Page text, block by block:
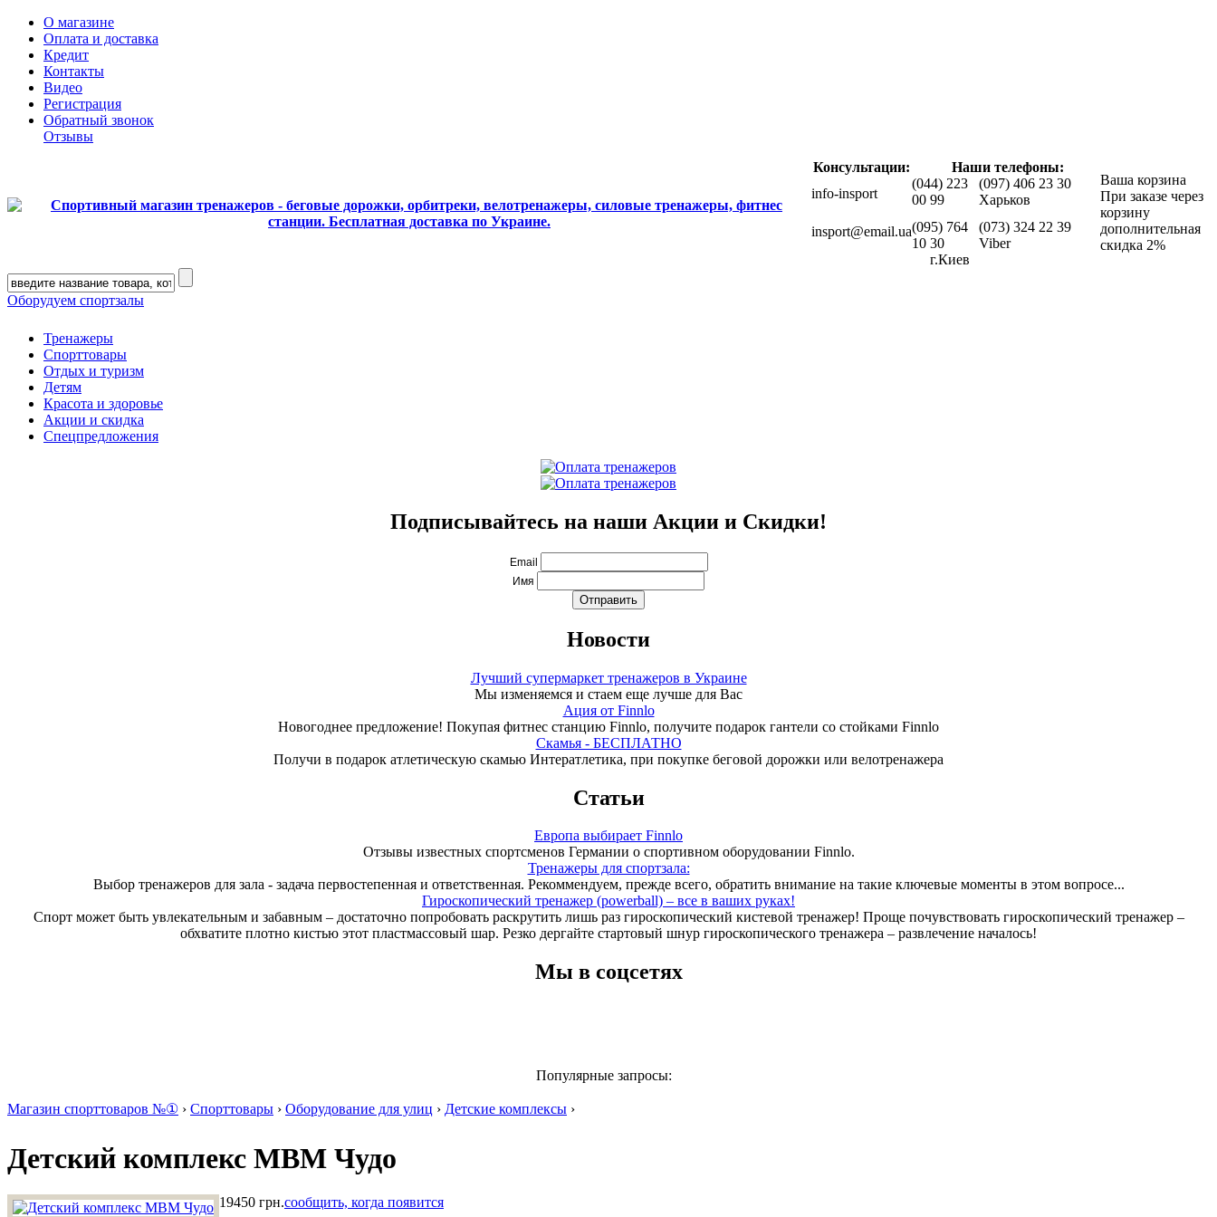
О магазине
Оплата и доставка
Кредит
Контакты
Видео
Регистрация
Обратный звонок
Отзывы
Консультации:
Наши телефоны:
Ваша корзина
При заказе через
корзину
дополнительная
скидка 2%
info-insport
(044) 223
00 99
(097) 406 23 30
Харьков
insport@email.ua(095) 764
10 30
(073) 324 22 39
Viber
г.Киев
Оборудуем спортзалы
Тренажеры
Спорттовары
Отдых и туризм
Детям
Красота и здоровье
Акции и скидка
Спецпредложения
Подписывайтесь на наши Акции и Скидки!
Email
Имя
Новости
Лучший супермаркет тренажеров в Украине
Мы изменяемся и стаем еще лучше для Вас
Ация от Finnlo
Новогоднее предложение! Покупая фитнес станцию Finnlo, получите подарок гантели со стойками Finnlo
Скамья - БЕСПЛАТНО
Получи в подарок атлетическую скамью Интератлетика, при покупке беговой дорожки или велотренажера
Статьи
Европа выбирает Finnlo
Отзывы известных спортсменов Германии о спортивном оборудовании Finnlo.
Тренажеры для спортзала:
Выбор тренажеров для зала - задача первостепенная и ответственная. Рекоммендуем, прежде всего, обратить внимание на такие ключевые моменты в этом вопросе...
Гироскопический тренажер (powerball) – все в ваших руках!
Спорт может быть увлекательным и забавным – достаточно попробовать раскрутить лишь раз гироскопический кистевой тренажер! Проще почувствовать гироскопический тренажер –
обхватите плотно кистью этот пластмассовый шар. Резко дергайте стартовый шнур гироскопического тренажера – развлечение началось!
Мы в соцсетях
Популярные запросы:
Магазин спорттоваров №① › Спорттовары › Оборудование для улиц › Детские комплексы ›
Детский комплекс МВМ Чудо
19450 грн.сообщить, когда появится